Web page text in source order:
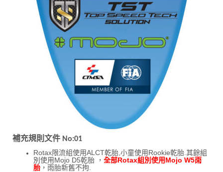
補充規則文件 No:01
Rotax限流組使用ALCT乾胎,小童使用Rookie乾胎.其餘組
別使用Mojo D5乾胎 ， 全部Rotax組別使用Mojo W5雨
胎 ，雨胎新舊不拘.